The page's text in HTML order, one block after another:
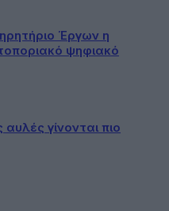
Έργων η
ψηφιακό
γίνονται πιο